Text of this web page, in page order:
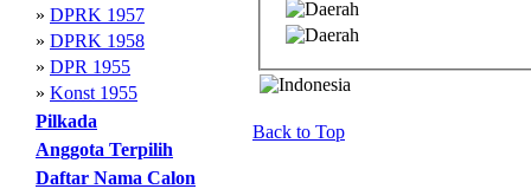
» DPRK 1957
» DPRK 1958
» DPR 1955
» Konst 1955
Pilkada
Anggota Terpilih
Daftar Nama Calon
Back to Top